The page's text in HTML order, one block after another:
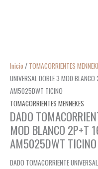
Inicio / TOMACORRIENTES
UNIVERSAL DOBLE 3 MOD
AM5025DWT TICINO
TOMACORRIENTES MENNEKES
DADO
MOD BLANCO 2P+T
AM5025DWT TICINO
DADO TOMACORRIENTE